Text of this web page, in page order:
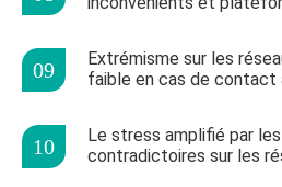
Extrémisme sur les
faible en cas de
Le stress amplifié par
contradictoires sur les